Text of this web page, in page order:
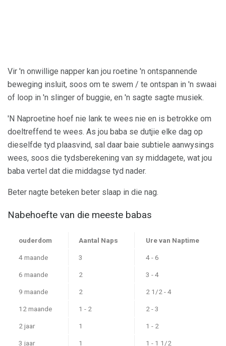
Vir 'n onwillige napper kan jou roetine 'n ontspannende
beweging insluit, soos om te swem / te ontspan in 'n swaai
of loop in 'n slinger of buggie, en 'n sagte sagte musiek.
'N Naproetine hoef nie lank te wees nie en is betrokke om
doeltreffend te wees. As jou baba se dutjie elke dag op
dieselfde tyd plaasvind, sal daar baie subtiele aanwysings
wees, soos die tydsberekening van sy middagete, wat jou
baba vertel dat die middagse tyd nader.
Beter nagte beteken beter slaap in die nag.
Nabehoefte van die meeste babas
ouderdom Aantal Naps Ure van Naptime
4 maande 3 4 - 6
6 maande 2 3 - 4
9 maande 2 2 1/2 - 4
12 maande 1 - 2 2 - 3
2 jaar 1 1 - 2
3 jaar 1 1 - 1 1/2